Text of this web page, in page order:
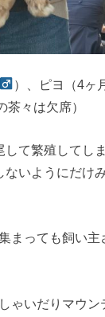
）、ピヨ（4ヶ
々は欠席）
て繁殖してし
いようにだけ
まっても飼い主
ゃいだりマウ